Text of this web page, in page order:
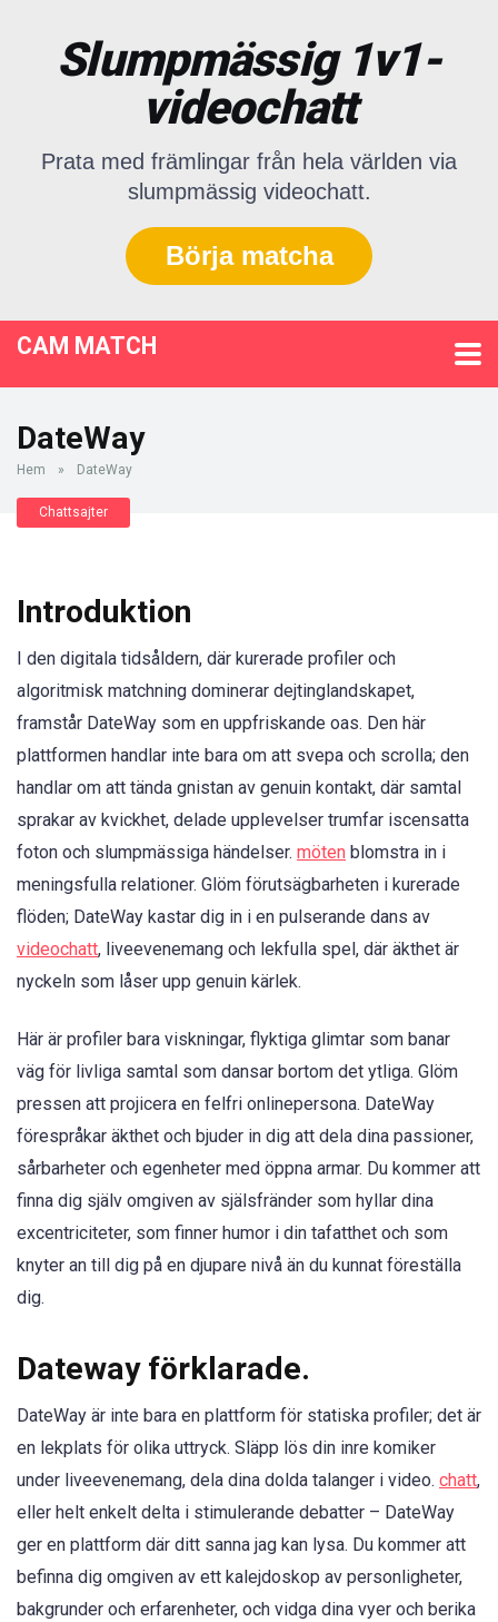
Slumpmässig 1v1-
videochatt
Prata med främlingar från hela världen via
slumpmässig videochatt.
Börja matcha
CAM MATCH
DateWay
Hem » DateWay
Chattsajter
Introduktion
I den digitala tidsåldern, där kurerade profiler och
algoritmisk matchning dominerar dejtinglandskapet,
framstår DateWay som en uppfriskande oas. Den här
plattformen handlar inte bara om att svepa och scrolla; den
handlar om att tända gnistan av genuin kontakt, där samtal
sprakar av kvickhet, delade upplevelser trumfar iscensatta
foton och slumpmässiga händelser. möten blomstra in i
meningsfulla relationer. Glöm förutsägbarheten i kurerade
flöden; DateWay kastar dig in i en pulserande dans av
videochatt, liveevenemang och lekfulla spel, där äkthet är
nyckeln som låser upp genuin kärlek.
Här är profiler bara viskningar, flyktiga glimtar som banar
väg för livliga samtal som dansar bortom det ytliga. Glöm
pressen att projicera en felfri onlinepersona. DateWay
förespråkar äkthet och bjuder in dig att dela dina passioner,
sårbarheter och egenheter med öppna armar. Du kommer att
finna dig själv omgiven av själsfränder som hyllar dina
excentriciteter, som finner humor i din tafatthet och som
knyter an till dig på en djupare nivå än du kunnat föreställa
dig.
Dateway förklarade.
DateWay är inte bara en plattform för statiska profiler; det är
en lekplats för olika uttryck. Släpp lös din inre komiker
under liveevenemang, dela dina dolda talanger i video. chatt,
eller helt enkelt delta i stimulerande debatter – DateWay
ger en plattform där ditt sanna jag kan lysa. Du kommer att
befinna dig omgiven av ett kalejdoskop av personligheter,
bakgrunder och erfarenheter, och vidga dina vyer och berika